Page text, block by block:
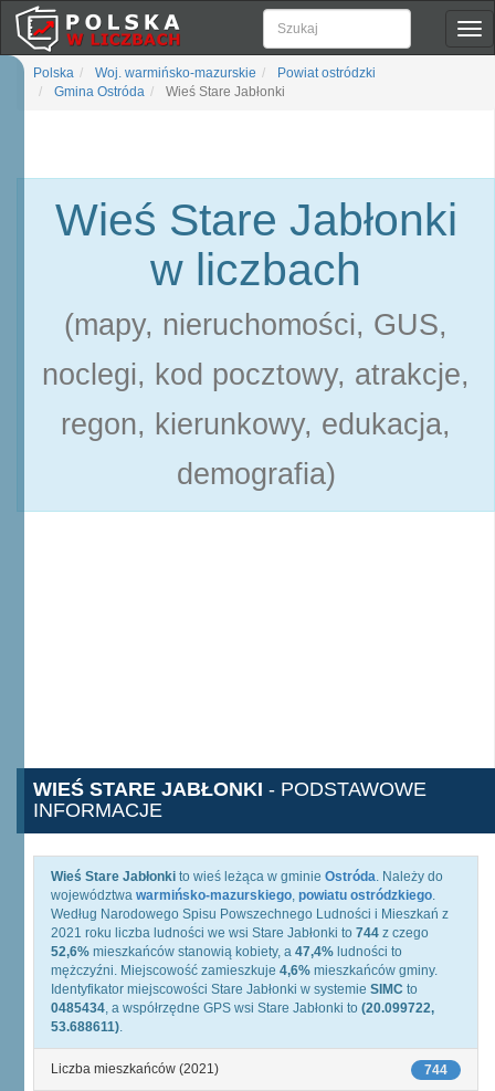
Polska Woj. warmińsko-mazurskie
Powiat ostródzki
Gmina Ostróda
Wieś Stare Jabłonki
Wieś Stare Jabłonki
w liczbach
(mapy, nieruchomości, GUS,
noclegi, kod pocztowy, atrakcje,
regon, kierunkowy, edukacja,
demografia)
WIEŚ STARE JABŁONKI - PODSTAWOWE
INFORMACJE
Wieś Stare Jabłonki to wieś leżąca w gminie Ostróda. Należy do
województwa warmińsko-mazurskiego, powiatu ostródzkiego.
Według Narodowego Spisu Powszechnego Ludności i Mieszkań z
2021 roku liczba ludności we wsi Stare Jabłonki to 744 z czego
52,6% mieszkańców stanowią kobiety, a 47,4% ludności to
mężczyźni. Miejscowość zamieszkuje 4,6% mieszkańców gminy.
Identyfikator miejscowości Stare Jabłonki w systemie SIMC to
0485434, a współrzędne GPS wsi Stare Jabłonki to (20.099722,
53.688611).
744
Liczba mieszkańców (2021)